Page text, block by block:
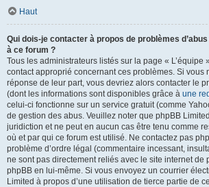
Haut
Qui dois-je contacter à propos de problèmes
à ce forum ?
Tous les administrateurs listés sur la page « L’équipe
contact approprié concernant ces problèmes. Si vous
réponse de leur part, vous devriez alors contacter le
(dont les informations sont disponibles grâce à une
celui-ci fonctionne sur un service gratuit (comme
de gestion des abus. Veuillez noter que phpBB
juridiction et ne peut en aucun cas être tenu comme
où et par qui ce forum est utilisé. Ne contactez pas
problème d’ordre légal (commentaire incessant,
ne sont pas directement reliés avec le site internet de
phpBB en lui-même. Si vous envoyez un courrier
Limited à propos d’une utilisation de tierce partie de